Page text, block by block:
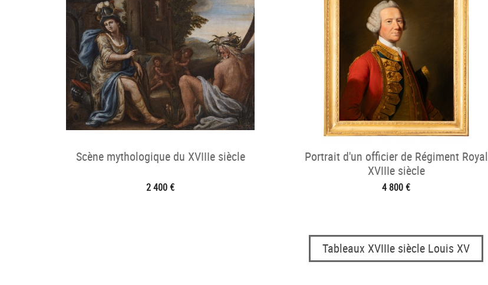
Scène mythologique du XVIIIe siècle
2 400 €
Portrait d'un officier de Régiment Royal
XVIIIe siècle
4 800 €
Tableaux XVIIIe siècle Louis XV